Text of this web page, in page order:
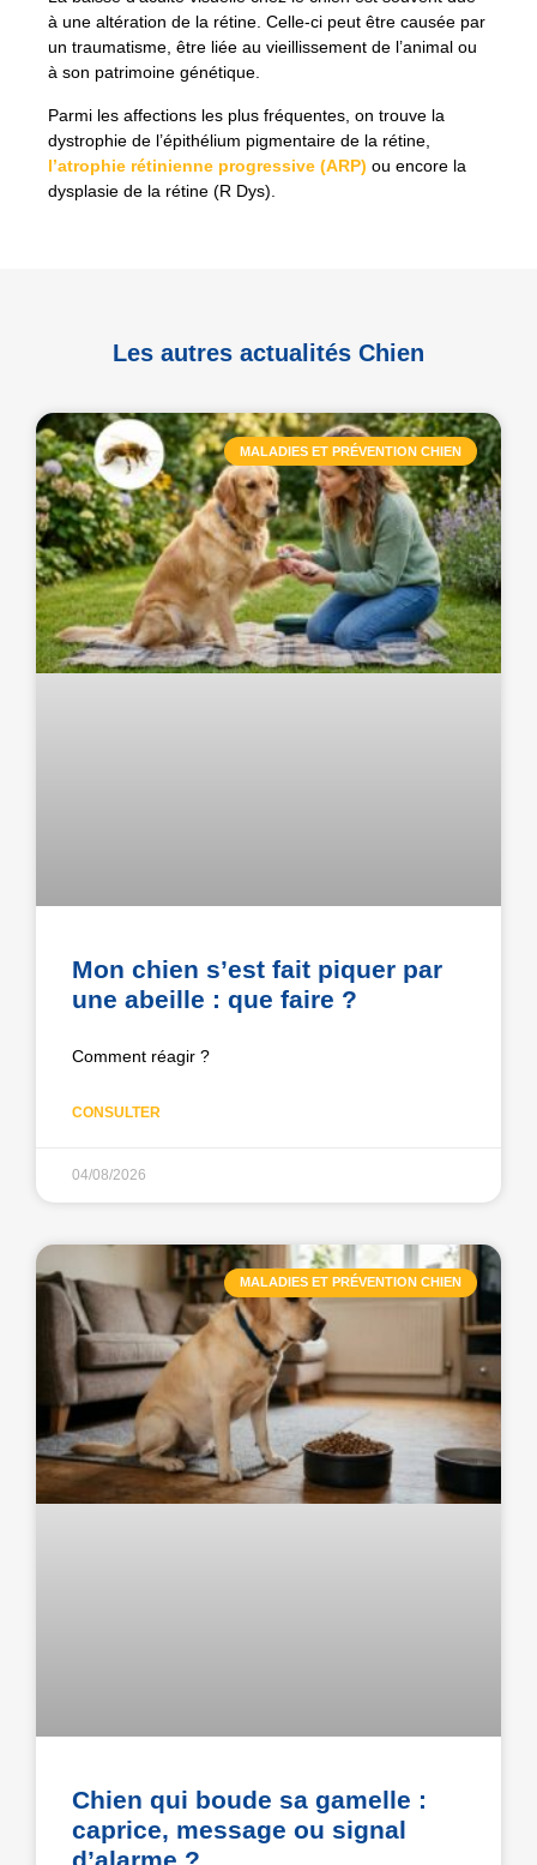
à une altération de la rétine. Celle-ci peut être causée par
un traumatisme, être liée au vieillissement de l’animal ou
à son patrimoine génétique.
Parmi les affections les plus fréquentes, on trouve la
dystrophie de l’épithélium pigmentaire de la rétine,
l’atrophie rétinienne progressive (ARP) ou encore la
dysplasie de la rétine (R Dys).
Les autres actualités Chien
MALADIES ET PRÉVENTION CHIEN
Mon chien s’est fait piquer par
une abeille : que faire ?
Comment réagir ?
CONSULTER
04/08/2026
MALADIES ET PRÉVENTION CHIEN
Chien qui boude sa gamelle :
caprice, message ou signal